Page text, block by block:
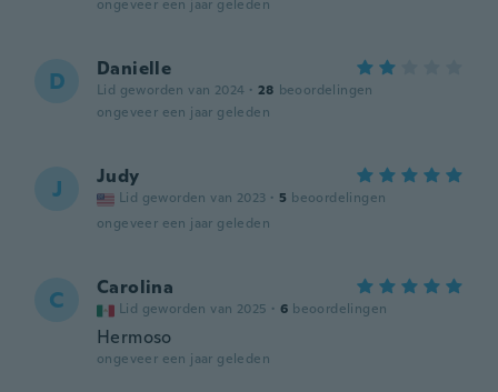
ongeveer een jaar geleden
D Danielle
Lid geworden van 2024 · 28 beoordelingen
ongeveer een jaar geleden
J Judy
Lid geworden van 2023 · 5 beoordelingen
ongeveer een jaar geleden
C Carolina
Lid geworden van 2025 · 6 beoordelingen
Hermoso
ongeveer een jaar geleden